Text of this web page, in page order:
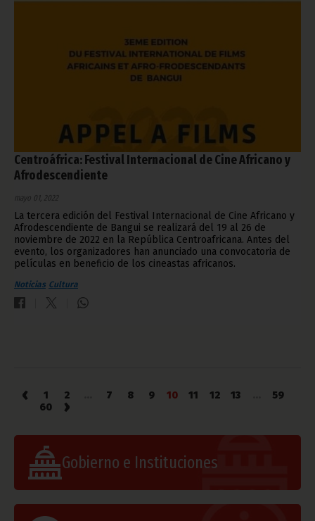
Centroáfrica: Festival Internacional de Cine Africano y
Afrodescendiente
mayo 01, 2022
La tercera edición del Festival Internacional de Cine Africano y
Afrodescendiente de Bangui se realizará del 19 al 26 de
noviembre de 2022 en la República Centroafricana. Antes del
evento, los organizadores han anunciado una convocatoria de
películas en beneficio de los cineastas africanos.
Noticias Cultura
‹ 1 2 7 8 9 10 11 12 13
59
60
›
Gobierno e Instituciones